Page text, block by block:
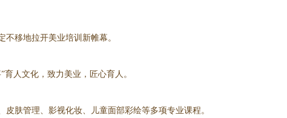
移地拉开美业培训新帷幕。
人文化，致力美业，匠心育人。
肤管理、影视化妆、儿童面部彩绘等多项专业课程。